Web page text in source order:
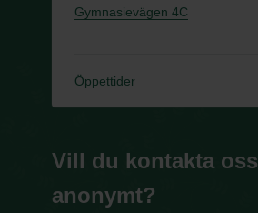
Gymnasievägen 4C
Öppettider
Vill du kontakta oss
anonymt?